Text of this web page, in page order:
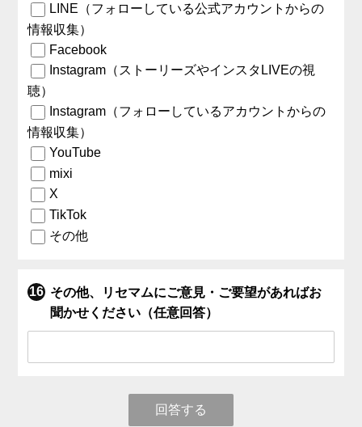
LINE（フォローしている公式アカウントからの
情報収集）
Facebook
Instagram（ストーリーズやインスタLIVEの視
聴）
Instagram（フォローしているアカウントからの
情報収集）
YouTube
mixi
X
TikTok
その他
その他、リセマムにご意見・ご要望があればお
聞かせください（任意回答）
回答する